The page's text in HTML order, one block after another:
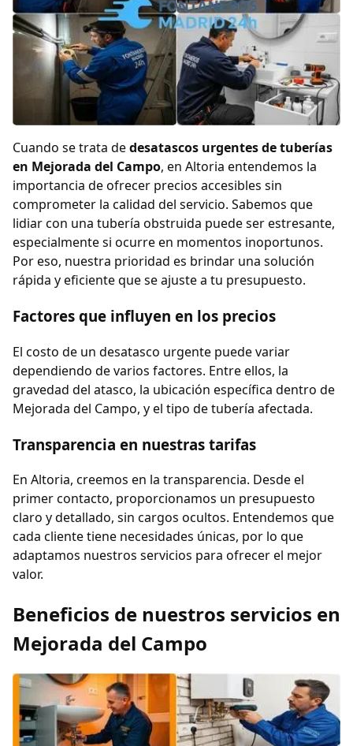
Cuando se trata dedesatascos urgentes de tuberías
en Mejorada del Campo, en Altoria entendemos la
importancia de ofrecer precios accesibles sin
comprometer la calidad del servicio. Sabemos que
lidiar con una tubería obstruida puede ser estresante,
especialmente si ocurre en momentos inoportunos.
Por eso, nuestra prioridad es brindar una solución
rápida y eficiente que se ajuste a tu presupuesto.
Factores que influyen en los precios
El costo de un desatasco urgente puede variar
dependiendo de varios factores. Entre ellos, la
gravedad del atasco, la ubicación específica dentro de
Mejorada del Campo, y el tipo de tubería afectada.
Transparencia en nuestras tarifas
En Altoria, creemos en la transparencia. Desde el
primer contacto, proporcionamos un presupuesto
claro y detallado, sin cargos ocultos. Entendemos que
cada cliente tiene necesidades únicas, por lo que
adaptamos nuestros servicios para ofrecer el mejor
valor.
Beneficios de nuestros servicios en
Mejorada del Campo